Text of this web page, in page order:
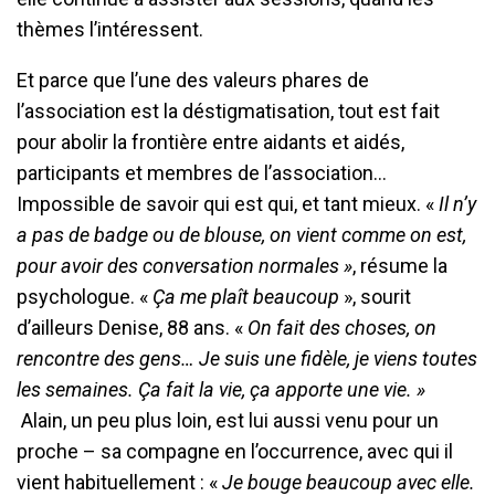
thèmes l’intéressent.
Et parce que l’une des valeurs phares de
l’association est la déstigmatisation, tout est fait
pour abolir la frontière entre aidants et aidés,
participants et membres de l’association…
Impossible de savoir qui est qui, et tant mieux. «Il n’y
a pas de badge ou de blouse, on vient comme on est,
pour avoir des conversation normales », résume la
psychologue. « Ça me plaît beaucoup », sourit
d’ailleurs Denise, 88 ans. « On fait des choses, on
rencontre des gens… Je suis une fidèle, je viens toutes
les semaines. Ça fait la vie, ça apporte une vie. »
Alain, un peu plus loin, est lui aussi venu pour un
proche – sa compagne en l’occurrence, avec qui il
vient habituellement : «Je bouge beaucoup avec elle.